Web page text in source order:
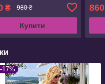
₴ 980 ₴
Купити
860